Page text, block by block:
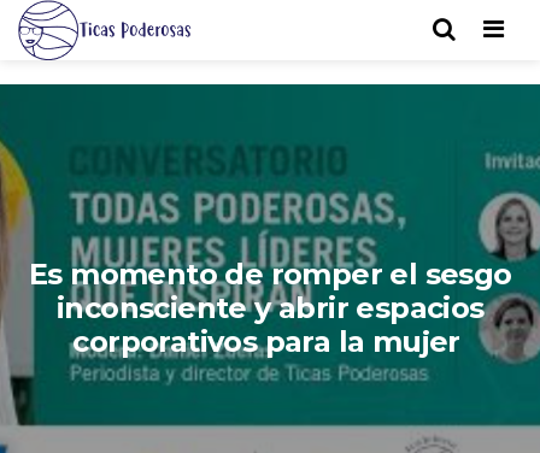
Es momento de romper el sesgo
inconsciente y abrir espacios
corporativos para la mujer